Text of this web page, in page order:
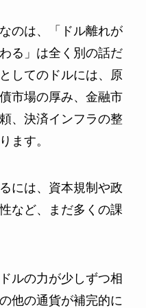
のは、「ドル離れが
る」は全く別の話だ
してのドルには、原
市場の厚み、金融市
、決済インフラの整
ます。
には、資本規制や政
など、まだ多くの課
ルの力が少しずつ相
他の通貨が補完的に